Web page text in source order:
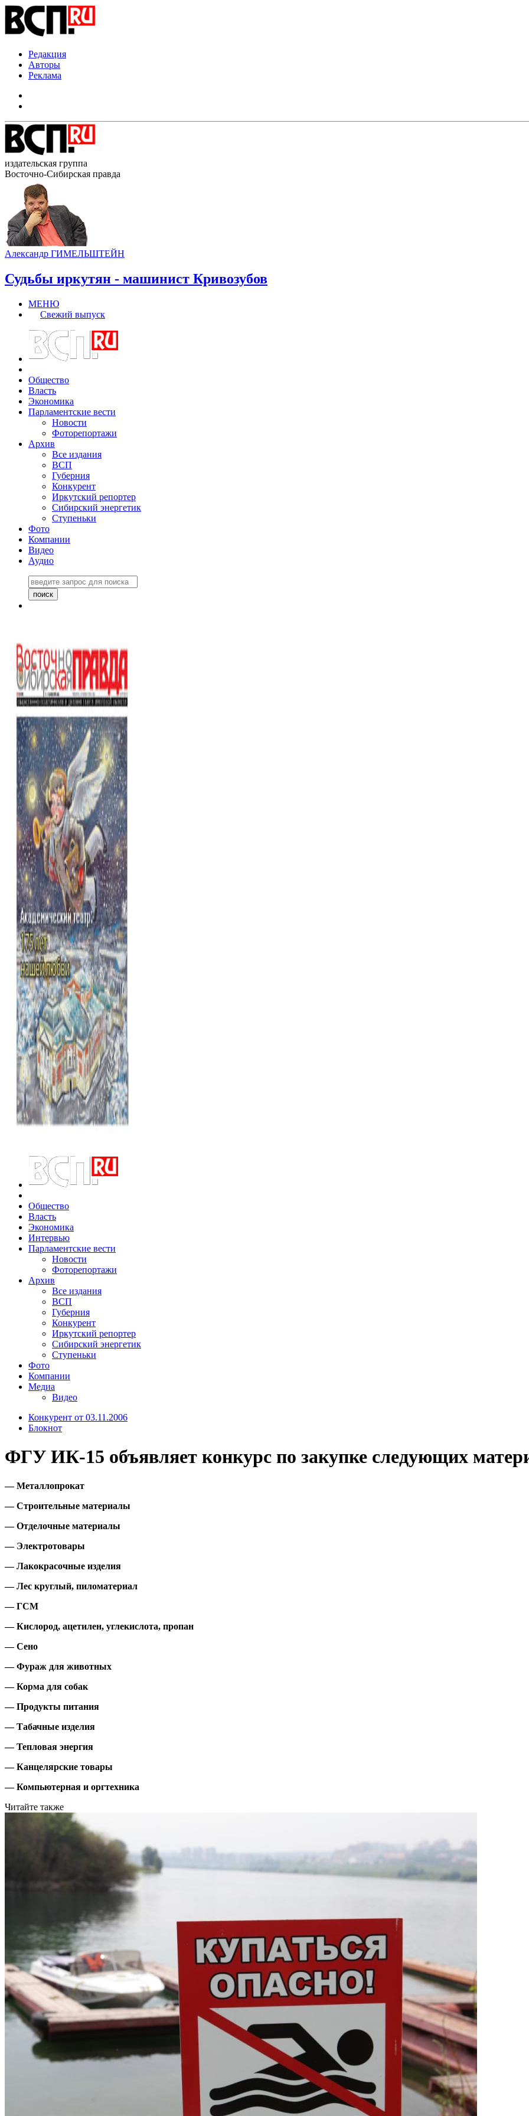
Редакция
Авторы
Реклама
издательская группа
Восточно-Сибирская правда
Александр ГИМЕЛЬШТЕЙН
Судьбы иркутян - машинист Кривозубов
МЕНЮ
Свежий выпуск
Общество
Власть
Экономика
Парламентские вести
Новости
Фоторепортажи
Архив
Все издания
ВСП
Губерния
Конкурент
Иркутский репортер
Сибирский энергетик
Ступеньки
Фото
Компании
Видео
Аудио
Общество
Власть
Экономика
Интервью
Парламентские вести
Новости
Фоторепортажи
Архив
Все издания
ВСП
Губерния
Конкурент
Иркутский репортер
Сибирский энергетик
Ступеньки
Фото
Компании
Медиа
Видео
Конкурент от 03.11.2006
Блокнот
ФГУ ИК-15 объявляет конкурс по закупке следующих
— Металлопрокат
— Строительные материалы
— Отделочные материалы
— Электротовары
— Лакокрасочные изделия
— Лес круглый, пиломатериал
— ГСМ
— Кислород, ацетилен, углекислота, пропан
— Сено
— Фураж для животных
— Корма для собак
— Продукты питания
— Табачные изделия
— Тепловая энергия
— Канцелярские товары
— Компьютерная и оргтехника
Читайте также